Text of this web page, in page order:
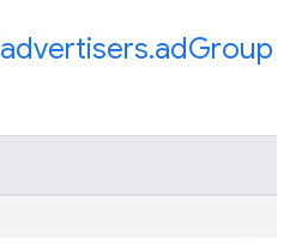
advertisers.adGroup